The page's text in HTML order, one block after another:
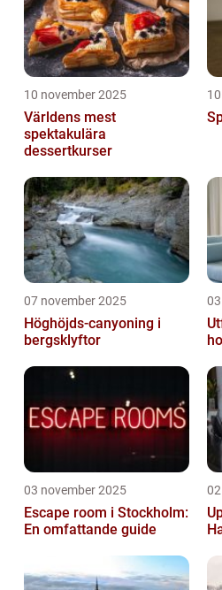
10 november 2025
Världens mest
spektakulära
dessertkurser
07 november 2025
Höghöjds-canyoning i
bergsklyftor
03 november 2025
Escape room i Stockholm:
En omfattande guide